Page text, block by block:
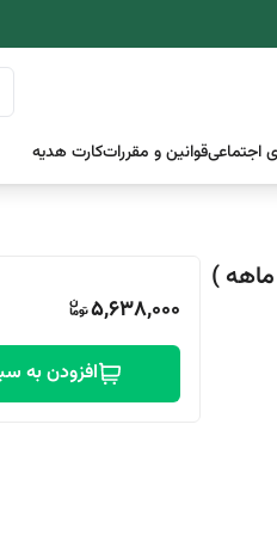
اجتماعیقوانین و مقرراتکارت هدیه
5,638,000
افزودن به